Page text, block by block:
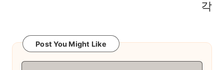
각
Post You Might Like